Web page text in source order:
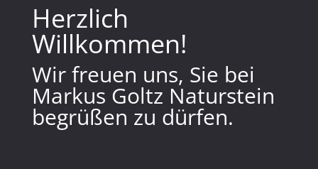
Herzlich
Willkommen!
Wir freuen uns, Sie bei
Markus Goltz Naturstein
begrüßen zu dürfen.